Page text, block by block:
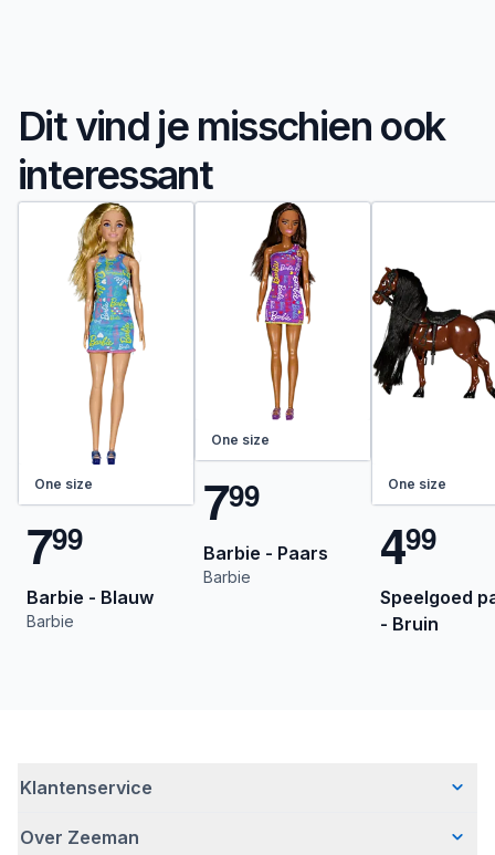
Dit vind je misschien ook
interessant
One size
799
Barbie - Blauw
Barbie
One size
799
Barbie - Paars
Barbie
One size
499
Speelgoed
- Bruin
Klantenservice
Veelgestelde vragen
Over Zeeman